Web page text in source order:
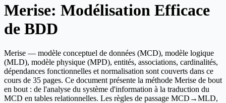
Merise: Modélisation Efficace
de BDD
Merise — modèle conceptuel de données (MCD), modèle logique
(MLD), modèle physique (MPD), entités, associations, cardinalités,
dépendances fonctionnelles et normalisation sont couverts dans ce
cours de 35 pages. Ce document présente la méthode Merise de bout
en bout : de l'analyse du système d'information à la traduction du
MCD en tables relationnelles. Les règles de passage MCD→MLD,